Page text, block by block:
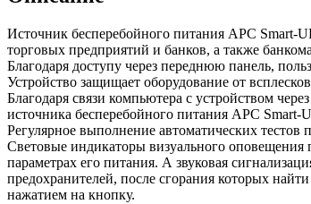
Источник бесперебойного питания APC Smart-
торговых предприятий и банков, а также
Благодаря доступу через переднюю панель,
Устройство защищает оборудование от
Благодаря связи компьютера с устройством
источника бесперебойного питания APC
Регулярное выполнение автоматических тестов
Световые индикаторы визуального
параметрах его питания. А звуковая
предохранителей, после сгорания которых
нажатием на кнопку.